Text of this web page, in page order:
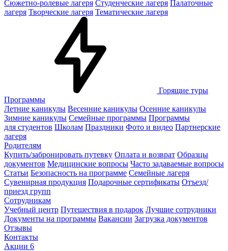
Сюжетно-ролевые лагеря Студенческие лагеря Палаточные
лагеря Творческие лагеря Тематические лагеря
Горящие туры
Программы
Летние каникулы Весенние каникулы Осенние каникулы
Зимние каникулы Семейные программы Программы
для студентов Школам Праздники Фото и видео Партнерские
лагеря
Родителям
Купить/забронировать путевку Оплата и возврат Образцы
документов Медицинские вопросы Часто задаваемые вопросы
Статьи Безопасность на программе Семейные лагеря
Сувенирная продукция Подарочные сертификаты Отъезд/
приезд групп
Сотрудникам
Учебный центр Путешествия в подарок Лучшие сотрудники
Документы на программы Вакансии Загрузка документов
Отзывы
Контакты
Акции 6